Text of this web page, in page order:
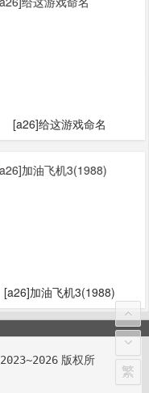
[a26]给这游戏命名
[a26]加油飞机3(1988)
2023~2026 版权所
繁